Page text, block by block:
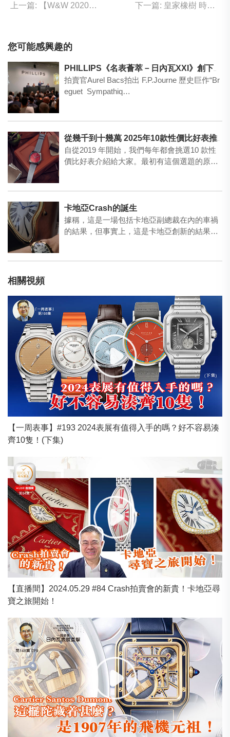
上一篇: 【W&W 2020】 A. Lange & Söhne 朗格表配橡膠表帶 下一篇: 皇家橡樹 時勢造英才
您可能感興趣的
拍賣官Aurel Bacs拍出 F.P.Journe 歷史巨作“Br
eguet Sympathiq…
自從2019 年開始，我們每年都會挑選10 款性
價比好表介紹給大家。最初有這個選題的原
卡地亞Crash的誕生
據稱，這是一場包括卡地亞副總裁在內的車禍
的結果，但事實上，這是卡地亞創新的結果，
相關視頻
【一周表事】#193 2024表展有值得入手的嗎？好不容易湊
齊10隻！(下集)
【直播間】2024.05.29 #84 Crash拍賣會的新貴！卡地亞尋
寶之旅開始！